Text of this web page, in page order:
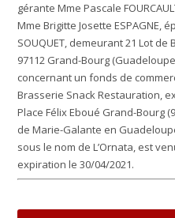
gérante Mme Pascale
Mme Brigitte Josette ESPAGNE,
SOUQUET, demeurant 21 Lot de
97112 Grand-Bourg
concernant un fonds de
Brasserie Snack Restauration,
Place Félix Eboué Grand-Bourg
de Marie-Galante en
sous le nom de L’Ornata, est
expiration le 30/04/2021.